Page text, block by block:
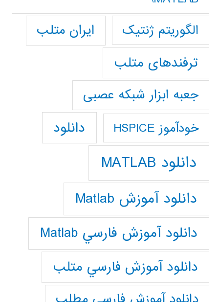
الگوریتم ژنتیک
ایران متلب
ترفندهای متلب
جعبه ابزار شبکه عصبی
خودآموز HSPICE دانلود
دانلود MATLAB
دانلود آموزش Matlab
دانلود آموزش فارسي Matlab
دانلود آموزش فارسي متلب